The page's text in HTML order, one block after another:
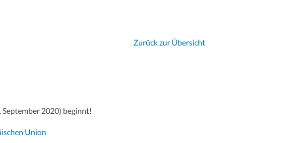
Zurück zur Übersicht
2020) beginnt!
Union